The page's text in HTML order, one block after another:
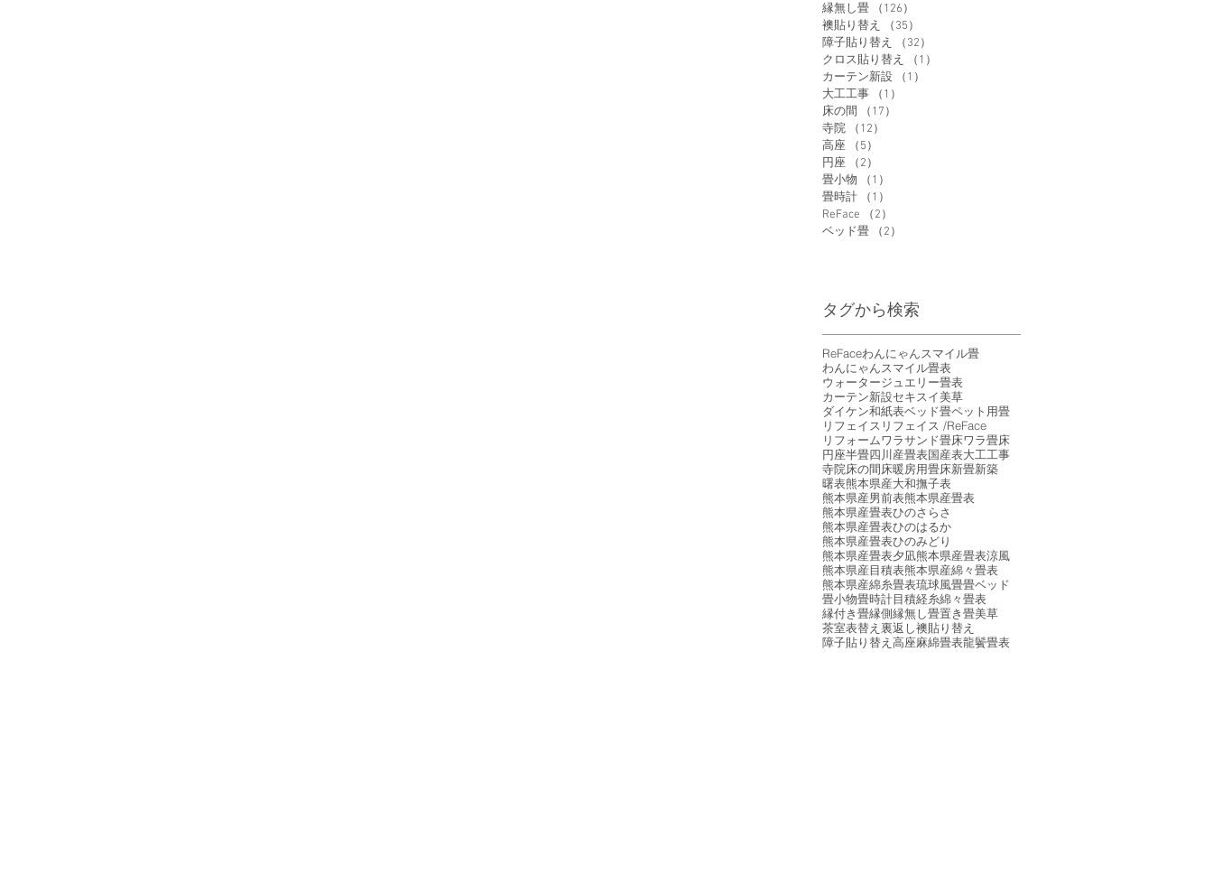
縁無し畳
（126）
襖貼り替え
（35）
障子貼り替え
（32）
クロス貼り替え
（1）
カーテン新設
（1）
大工工事
（1）
床の間
（17）
寺院
（12）
高座
（5）
円座
（2）
畳小物
（1）
畳時計
（1）
ReFace
（2）
ベッド畳
（2）
タグから検索
ReFaceわんにゃんスマイル畳
わんにゃんスマイル畳表
ウォータージュエリー畳表
カーテン新設セキスイ美草
ダイケン和紙表ベッド畳ペット用畳
リフェイス リフェイス /ReFace
リフォームワラサンド畳床ワラ畳床
円座半畳四川産畳表国産表大工工事
寺院床の間床暖房用畳床新畳新築
曙表熊本県産大和撫子表
熊本県産男前表熊本県産畳表
熊本県産畳表ひのさらさ
熊本県産畳表ひのはるか
熊本県産畳表ひのみどり
熊本県産畳表夕凪熊本県産畳表涼風
熊本県産目積表熊本県産綿々畳表
熊本県産綿糸畳表琉球風畳畳ベッド
畳小物畳時計目積経糸綿々畳表
縁付き畳縁側縁無し畳置き畳美草
茶室表替え 裏返し襖貼り替え
障子貼り替え 高座麻綿畳表龍鬢畳表